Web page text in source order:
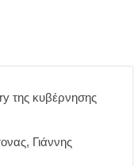
της κυβέρνησης
Γιάννης